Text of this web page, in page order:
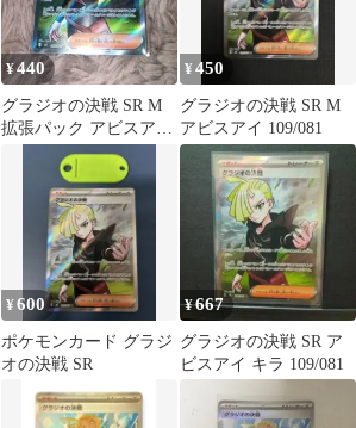
¥440
グラジオの決戦 SR M
拡張パック アビスアイ
キラ 109/081
¥450
グラジオの決戦 SR M
アビスアイ 109/081
¥600
ポケモンカード グラジ
オの決戦 SR
¥667
グラジオの決戦 SR ア
ビスアイ キラ 109/081